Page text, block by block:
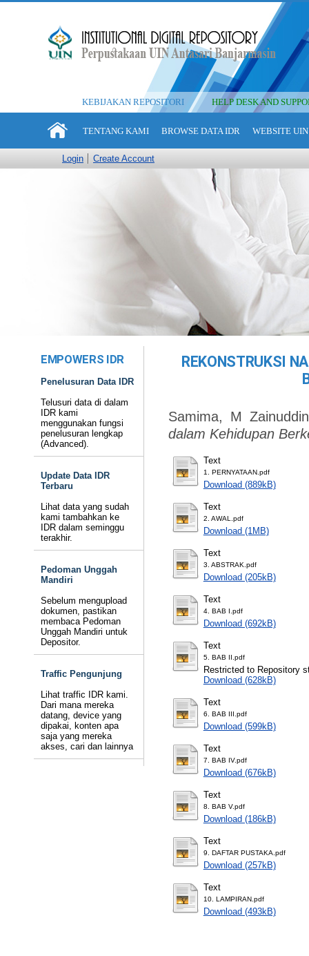
KEBIJAKAN REPOSITORI HELP DESK AND
TENTANG KAMI BROWSE DATA IDR WEBSITE
Login Create Account
EMPOWERS IDR
Penelusuran Data IDR
Telusuri data di dalam
IDR kami
menggunakan fungsi
penelusuran lengkap
(Advanced).
Update Data IDR
Terbaru
Lihat data yang sudah
kami tambahkan ke
IDR dalam seminggu
terakhir.
Pedoman Unggah
Mandiri
Sebelum mengupload
dokumen, pastikan
membaca Pedoman
Unggah Mandiri untuk
Depositor.
Traffic Pengunjung
Lihat traffic IDR kami.
Dari mana mereka
datang, device yang
dipakai, konten apa
saja yang mereka
akses, cari dan lainnya
REKONSTRUKSI
Samima, M Zainuddin
dalam Kehidupan
Text
1. PERNYATAAN.pdf
Download (889kB)
Text
2. AWAL.pdf
Download (1MB)
Text
3. ABSTRAK.pdf
Download (205kB)
Text
4. BAB I.pdf
Download (692kB)
Text
5. BAB II.pdf
Restricted to Repository
Download (628kB)
Text
6. BAB III.pdf
Download (599kB)
Text
7. BAB IV.pdf
Download (676kB)
Text
8. BAB V.pdf
Download (186kB)
Text
9. DAFTAR PUSTAKA.pdf
Download (257kB)
Text
10. LAMPIRAN.pdf
Download (493kB)